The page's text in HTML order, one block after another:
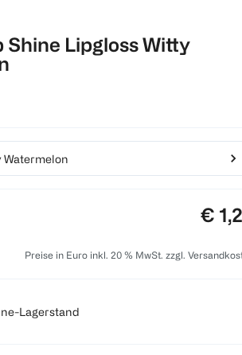
Shine Lipgloss Witty
Watermelon
€
Preise in Euro inkl. 20 % MwSt. zzgl.
Lagerstand